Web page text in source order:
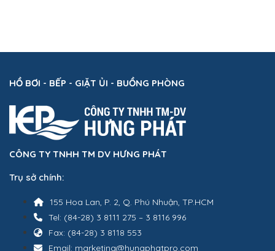
HỒ BƠI - BẾP - GIẶT ỦI - BUỒNG PHÒNG
CÔNG TY TNHH TM DV HƯNG PHÁT
Trụ sở chính:
155 Hoa Lan, P. 2, Q. Phú Nhuận, TP.HCM
Tel: (84-28) 3 8111 275 – 3 8116 996
Fax: (84-28) 3 8118 553
Email: marketing@hungphatpro.com